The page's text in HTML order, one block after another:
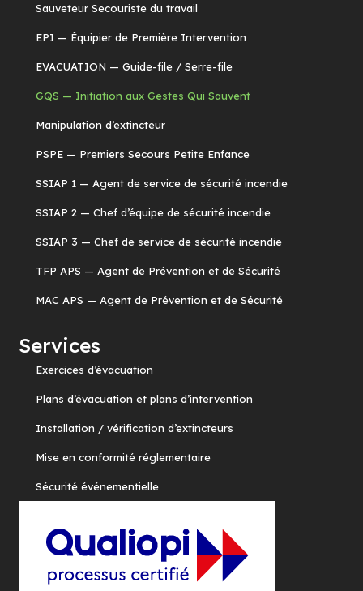
Sauveteur Secouriste du travail
EPI — Équipier de Première Intervention
EVACUATION — Guide-file / Serre-file
GQS — Initiation aux Gestes Qui Sauvent
Manipulation d’extincteur
PSPE — Premiers Secours Petite Enfance
SSIAP 1 — Agent de service de sécurité incendie
SSIAP 2 — Chef d’équipe de sécurité incendie
SSIAP 3 — Chef de service de sécurité incendie
TFP APS — Agent de Prévention et de Sécurité
MAC APS — Agent de Prévention et de Sécurité
Services
Exercices d’évacuation
Plans d’évacuation et plans d’intervention
Installation / vérification d’extincteurs
Mise en conformité réglementaire
Sécurité événementielle